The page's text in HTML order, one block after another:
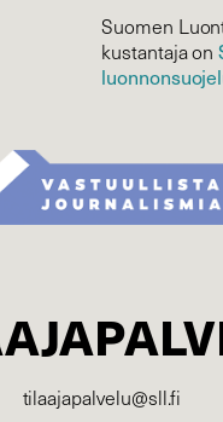
Suomen
kustantaja on
tilaajapalvelu@sll.fi